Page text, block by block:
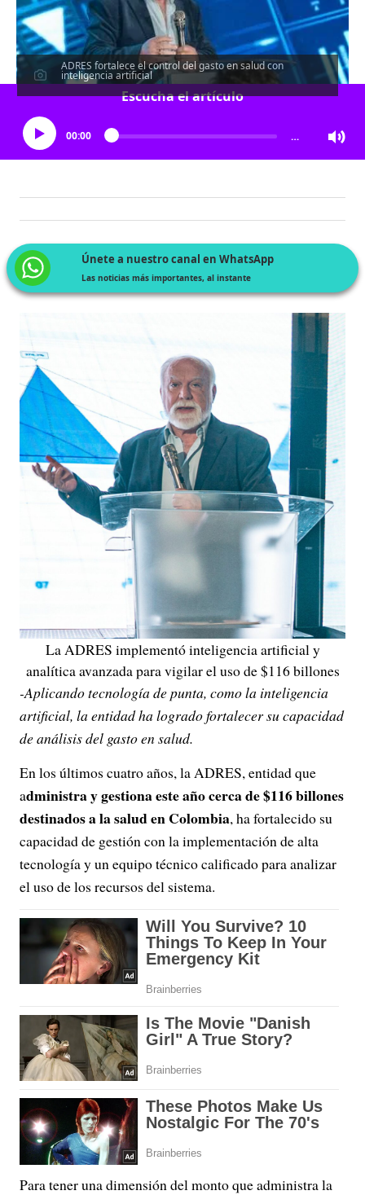
ADRES fortalece el control del gasto en salud con
inteligencia artificial
Escucha el artículo
00:00 …
Únete a nuestro canal en WhatsApp
Las noticias más importantes, al instante
La ADRES implementó inteligencia artificial y
analítica avanzada para vigilar el uso de $116 billones
-Aplicando tecnología de punta, como la inteligencia
artificial, la entidad ha logrado fortalecer su capacidad
de análisis del gasto en salud.
En los últimos cuatro años, la ADRES, entidad que
administra y gestiona este año cerca de $116 billones
destinados a la salud en Colombia, ha fortalecido su
capacidad de gestión con la implementación de alta
tecnología y un equipo técnico calificado para analizar
el uso de los recursos del sistema.
Para tener una dimensión del monto que administra la